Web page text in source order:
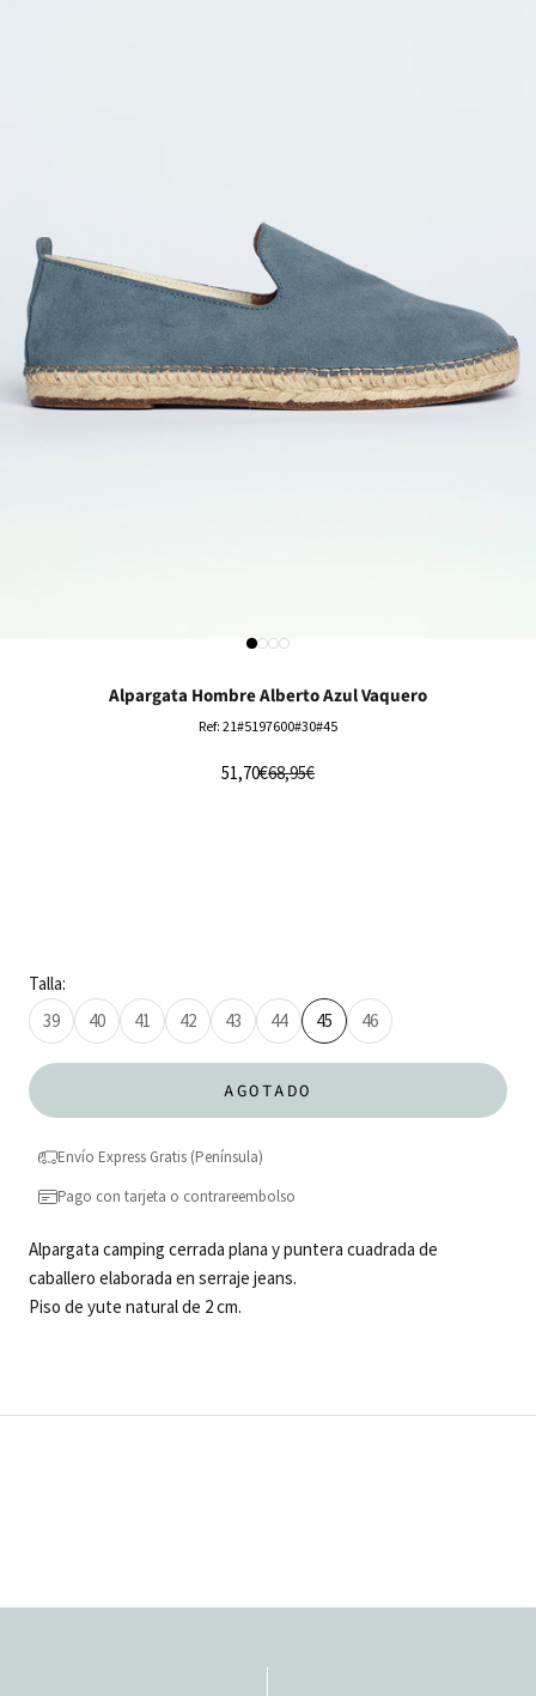
Ir al artículo 1
Ir al artículo 2
Ir al artículo 3
Ir al artículo 4
Alpargata Hombre Alberto Azul Vaquero
Ref: 21#5197600#30#45
Precio de oferta
51,70€Precio normal
68,95€
Talla:
39
40 41 42 43 44 45 46
AGOTADO
Envío Express Gratis (Península)
Pago con tarjeta o contrareembolso
Alpargata camping cerrada plana y puntera cuadrada de
caballero elaborada en serraje jeans.
Piso de yute natural de 2 cm.